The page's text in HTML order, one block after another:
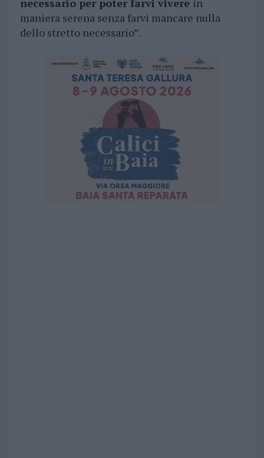
necessario per poter farvi vivere in
maniera serena senza farvi mancare nulla
dello stretto necessario”.